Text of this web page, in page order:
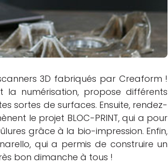
3D fabriqués par Creaform !
la numérisation, propose différents
sortes de surfaces. Ensuite, rendez-
le projet BLOC-PRINT, qui a pour
grâce à la bio-impression. Enfin,
qui a permis de construire un
bon dimanche à tous !